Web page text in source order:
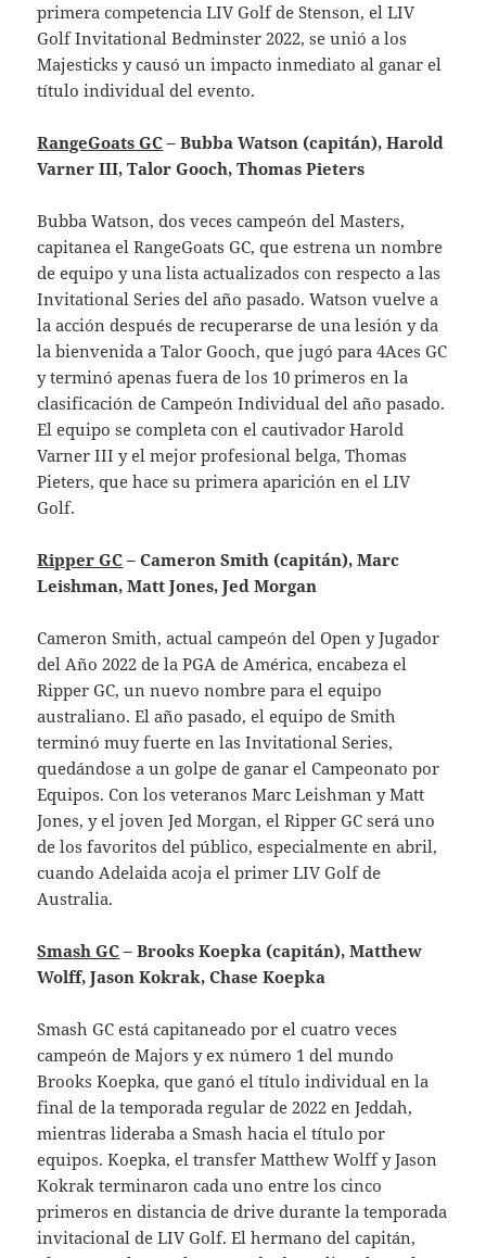
primera competencia LIV Golf de Stenson, el LIV
Golf Invitational Bedminster 2022, se unió a los
Majesticks y causó un impacto inmediato al ganar el
título individual del evento.
RangeGoats GC – Bubba Watson (capitán), Harold
Varner III, Talor Gooch, Thomas Pieters
Bubba Watson, dos veces campeón del Masters,
capitanea el RangeGoats GC, que estrena un nombre
de equipo y una lista actualizados con respecto a las
Invitational Series del año pasado. Watson vuelve a
la acción después de recuperarse de una lesión y da
la bienvenida a Talor Gooch, que jugó para 4Aces GC
y terminó apenas fuera de los 10 primeros en la
clasificación de Campeón Individual del año pasado.
El equipo se completa con el cautivador Harold
Varner III y el mejor profesional belga, Thomas
Pieters, que hace su primera aparición en el LIV
Golf.
Ripper GC – Cameron Smith (capitán), Marc
Leishman, Matt Jones, Jed Morgan
Cameron Smith, actual campeón del Open y Jugador
del Año 2022 de la PGA de América, encabeza el
Ripper GC, un nuevo nombre para el equipo
australiano. El año pasado, el equipo de Smith
terminó muy fuerte en las Invitational Series,
quedándose a un golpe de ganar el Campeonato por
Equipos. Con los veteranos Marc Leishman y Matt
Jones, y el joven Jed Morgan, el Ripper GC será uno
de los favoritos del público, especialmente en abril,
cuando Adelaida acoja el primer LIV Golf de
Australia.
Smash GC – Brooks Koepka (capitán), Matthew
Wolff, Jason Kokrak, Chase Koepka
Smash GC está capitaneado por el cuatro veces
campeón de Majors y ex número 1 del mundo
Brooks Koepka, que ganó el título individual en la
final de la temporada regular de 2022 en Jeddah,
mientras lideraba a Smash hacia el título por
equipos. Koepka, el transfer Matthew Wolff y Jason
Kokrak terminaron cada uno entre los cinco
primeros en distancia de drive durante la temporada
invitacional de LIV Golf. El hermano del capitán,